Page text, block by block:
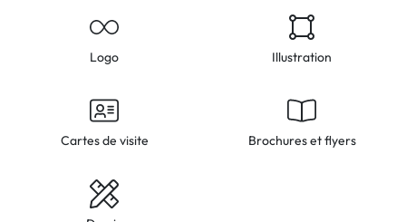
Logo Illustration
Cartes de visite Brochures et flyers